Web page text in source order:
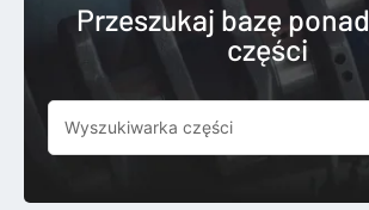
Przeszukaj bazę ponad
części
Szukaj